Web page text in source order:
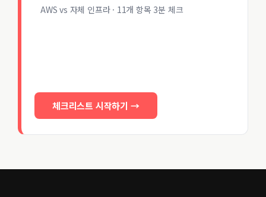
AWS vs 자체 인프라 · 11개 항목 3분 체크
체크리스트 시작하기 →